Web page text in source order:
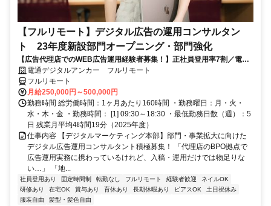
【フルリモート】デジタル広告の運用コンサルタン
ト 23年度新設部門オープニング・部門強化
【広告代理店でのWEB広告運用経験者募集！】正社員登用率7割／電通
G／全国×完全在宅／年休126日・土日祝休み／残業月平均4時間19分
電通デジタルアンカー フルリモート
フルリモート
月給250,000円～500,000円
勤務時間 総労働時間：1ヶ月あたり160時間 ・勤務曜日：月・火・
水・木・金 ・勤務時間： [1] 09:30～18:30 ・最低勤務日数（週）：5
日 残業月平均4時間19分（2025年度）
仕事内容 【デジタルマーケティング本部】部門・事業拡大に向けた
デジタル広告運用コンサルタント積極募集！ 「代理店のBPO拠点で
広告運用実務に携わっているけれど、入稿・運用だけでは物足りな
い…」 「地...
社員登用あり 固定時間制 転勤なし フルリモート 経験者歓迎
ネイルOK
研修あり
在宅OK 賞与あり 育休あり 長期休暇あり ピアスOK
土日祝休み
服装自由
髪型・髪色自由